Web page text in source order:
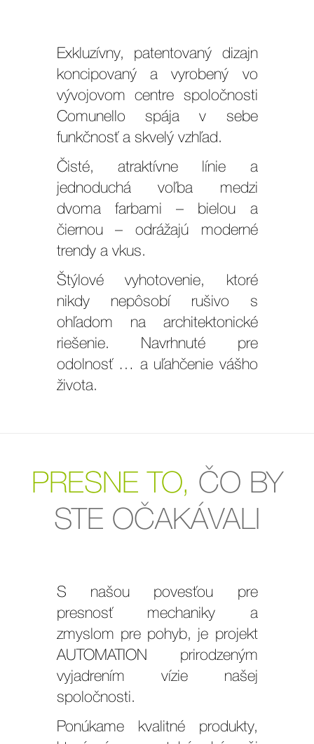
Exkluzívny, patentovaný dizajn
koncipovaný a vyrobený vo
vývojovom centre spoločnosti
Comunello spája v sebe
funkčnosť a skvelý vzhľad.
Čisté, atraktívne línie a
jednoduchá voľba medzi
dvoma farbami – bielou a
čiernou – odrážajú moderné
trendy a vkus.
Štýlové vyhotovenie, ktoré
nikdy nepôsobí rušivo s
ohľadom na architektonické
riešenie. Navrhnuté pre
odolnosť … a uľahčenie vášho
života.
PRESNE TO, ČO BY
STE OČAKÁVALI
S našou povesťou pre
presnosť mechaniky a
zmyslom pre pohyb, je projekt
AUTOMATION prirodzeným
vyjadrením vízie našej
spoločnosti.
Ponúkame kvalitné produkty,